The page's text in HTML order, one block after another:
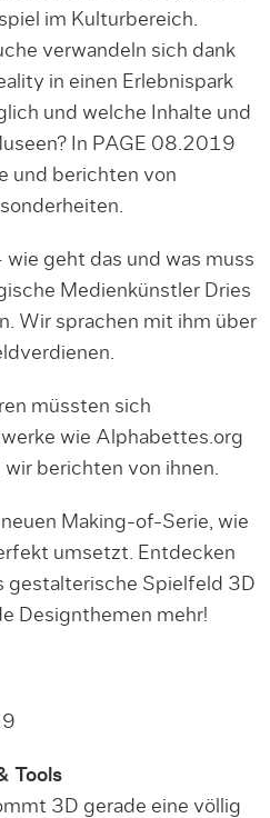
im Kulturbereich.
verwandeln sich dank
in einen Erlebnispark
und welche Inhalte und
In PAGE 08.2019
und berichten von
geht das und was muss
Medienkünstler Dries
Wir sprachen mit ihm über
müssten sich
wie Alphabettes.org
berichten von ihnen.
Making-of-Serie, wie
umsetzt. Entdecken
gestalterische Spielfeld 3D
Designthemen mehr!
Tools
3D gerade eine völlig